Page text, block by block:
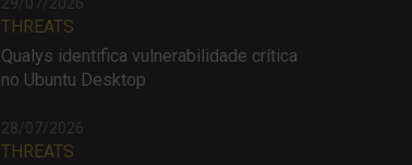
THREATS
Qualys identifica vulnerabilidade crítica
no Ubuntu Desktop
28/07/2026
THREATS